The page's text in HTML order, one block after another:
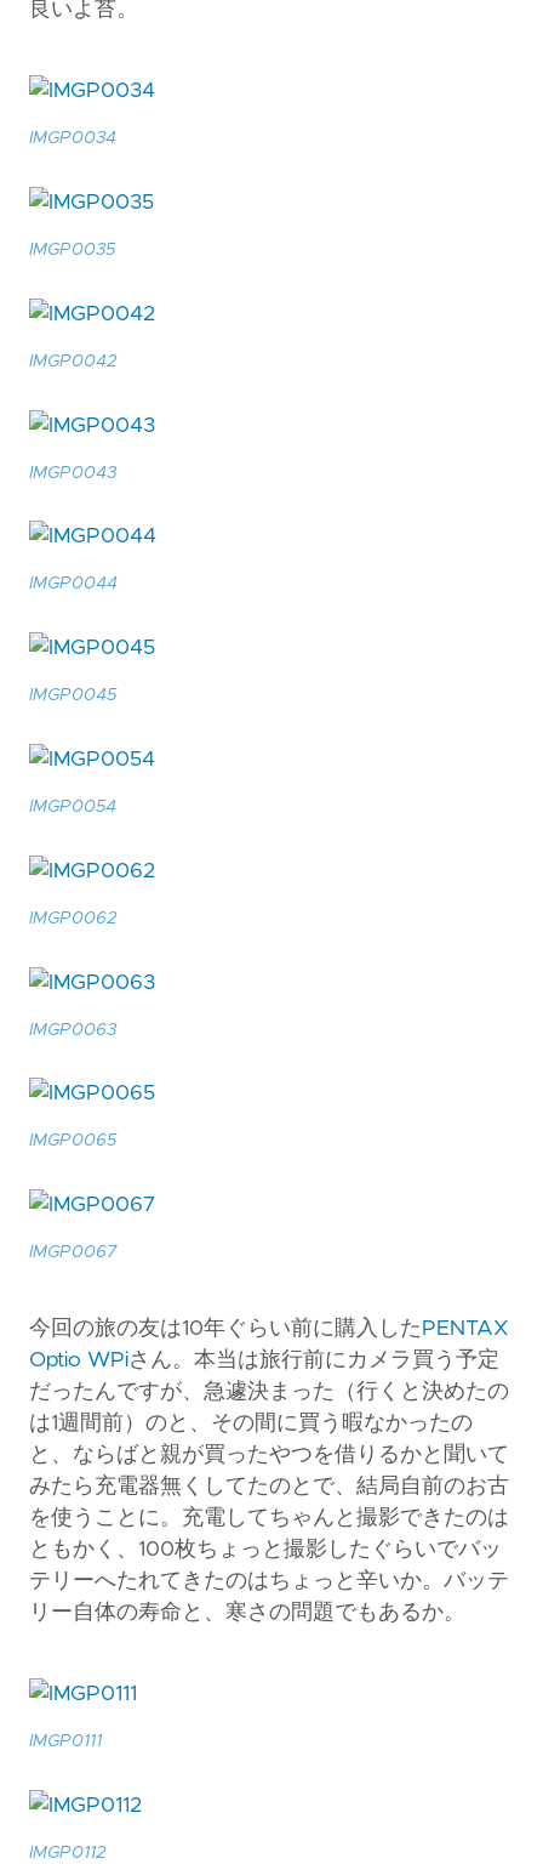
良いよ苔。
IMGP0034
IMGP0035
IMGP0042
IMGP0043
IMGP0044
IMGP0045
IMGP0054
IMGP0062
IMGP0063
IMGP0065
IMGP0067
今回の旅の友は10年ぐらい前に購入した PENTAX
Optio WPiさん。本当は旅行前にカメラ買う予定
だったんですが、急遽決まった（行くと決めたの
は1週間前）のと、その間に買う暇なかったの
と、ならばと親が買ったやつを借りるかと聞いて
みたら充電器無くしてたのとで、結局自前のお古
を使うことに。充電してちゃんと撮影できたのは
ともかく、100枚ちょっと撮影したぐらいでバッ
テリーへたれてきたのはちょっと辛いか。バッテ
リー自体の寿命と、寒さの問題でもあるか。
IMGP0111
IMGP0112